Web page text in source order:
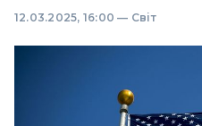
12.03.2025, 16:00 — Світ